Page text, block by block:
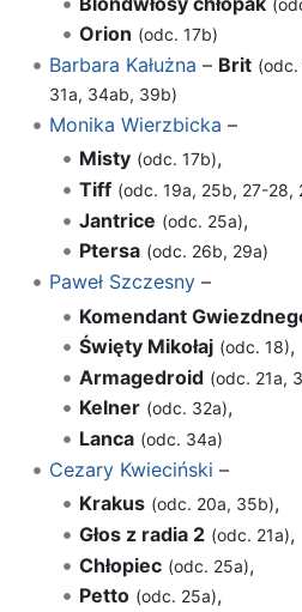
Orion (odc. 17b)
Barbara Kałużna – Brit
31a, 34ab, 39b)
Monika Wierzbicka –
Misty (odc. 17b),
Tiff (odc. 19a, 25b, 27-28,
Jantrice (odc. 25a),
Ptersa (odc. 26b, 29a)
Paweł Szczesny–
Komendant
Święty Mikołaj (odc. 18),
Armagedroid (odc. 21a,
Kelner (odc. 32a),
Lanca (odc. 34a)
Cezary Kwieciński –
Krakus (odc. 20a, 35b),
Głos z radia 2 (odc. 21a),
Chłopiec (odc. 25a),
Petto (odc. 25a),